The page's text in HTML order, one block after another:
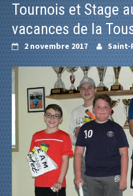
Tournois et Stage
vacances de la
2 novembre 2017 Saint-